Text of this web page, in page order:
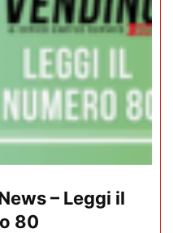
– Leggi il
80